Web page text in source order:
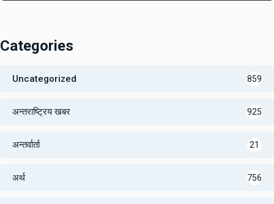
Categories
Uncategorized 859
अन्तराष्ट्रिय खबर 925
अन्तर्वार्ता 21
अर्थ 756